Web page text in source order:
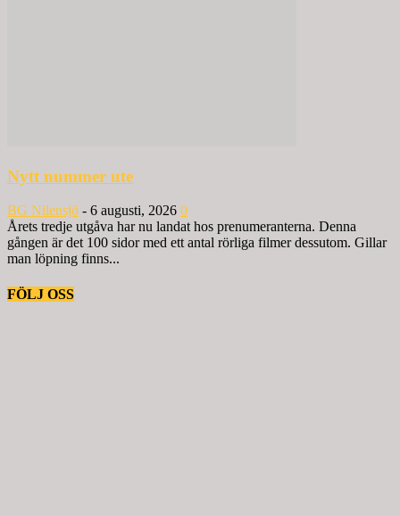
Nytt nummer ute
BG Nilensjö - 6 augusti, 2026 0
Årets tredje utgåva har nu landat hos prenumeranterna. Denna
gången är det 100 sidor med ett antal rörliga filmer dessutom. Gillar
man löpning finns...
FÖLJ OSS